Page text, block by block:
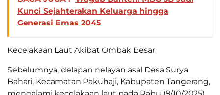
Kunci Sejahterakan Keluarga hingga
Generasi Emas 2045
Kecelakaan Laut Akibat Ombak Besar
Sebelumnya, delapan nelayan asal Desa Surya
Bahari, Kecamatan Pakuhaji, Kabupaten Tangerang,